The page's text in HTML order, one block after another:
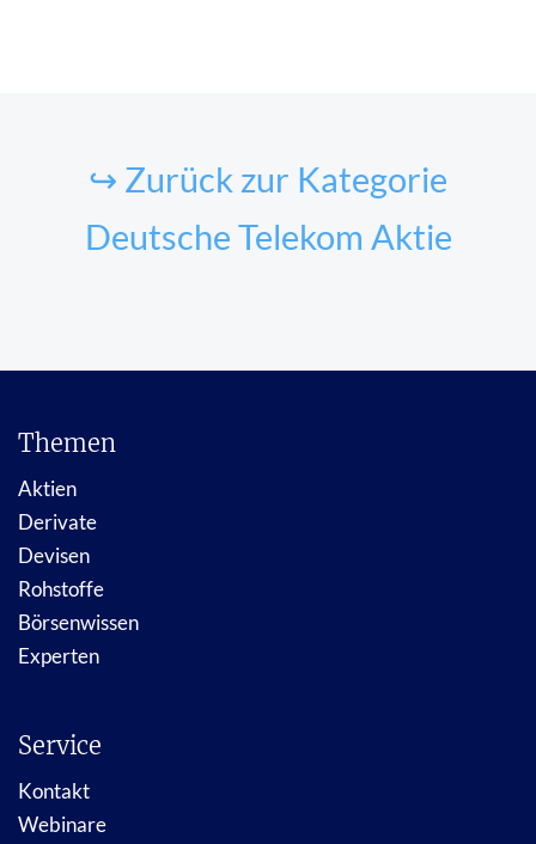
↪ Zurück zur Kategorie
Deutsche Telekom Aktie
Themen
Aktien
Derivate
Devisen
Rohstoffe
Börsenwissen
Experten
Service
Kontakt
Webinare